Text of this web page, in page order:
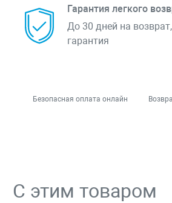
Гарантия легкого
До 30 дней на
гарантия
Безопасная оплата онлайн
С этим товаром